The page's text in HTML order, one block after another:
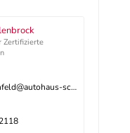
Zertifizierte
vw-gw-langenfeld@autohaus-schnitzler.dealerdesk.de